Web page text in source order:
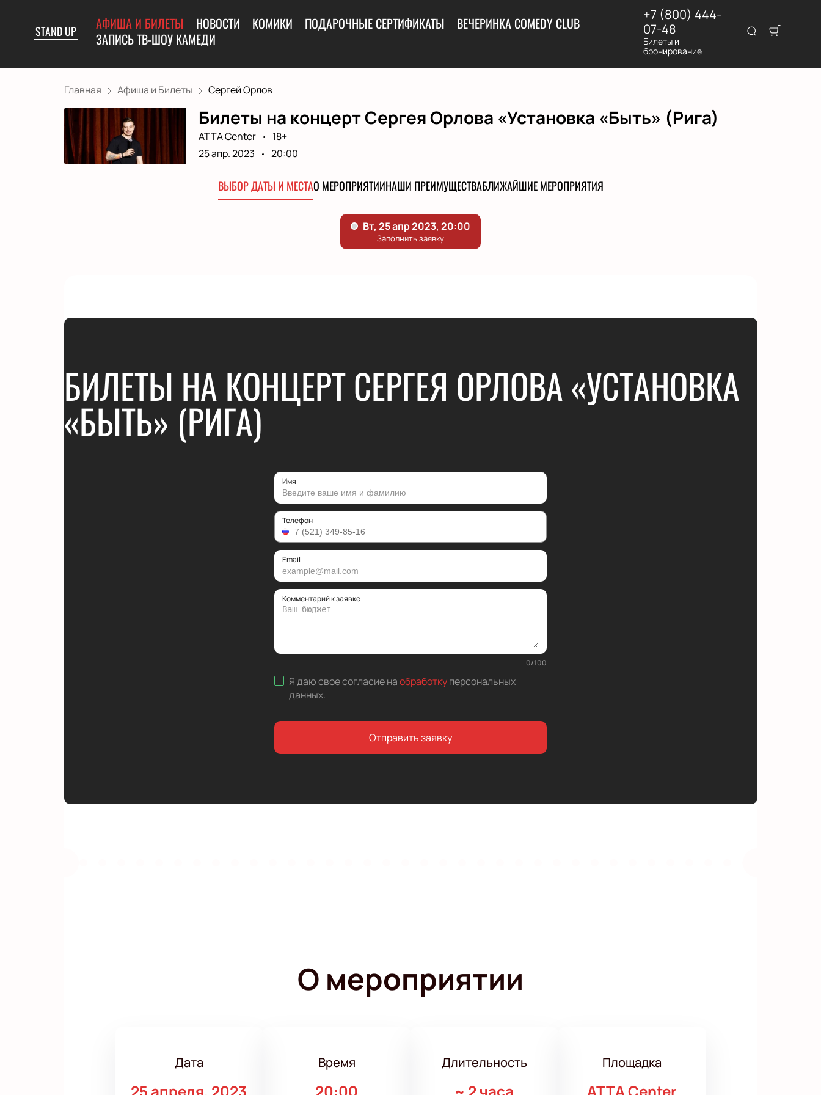
STAND UP АФИША И БИЛЕТЫ НОВОСТИ КОМИКИ ПОДАРОЧНЫЕ СЕРТИФИКАТЫ
ВЕЧЕРИНКА COMEDY CLUB
ЗАПИСЬ ТВ-ШОУ КАМЕДИ
+7 (800) 444-
07-48
Билеты и
бронирование
Главная Афиша и Билеты Сергей Орлов
Билеты на концерт Сергея Орлова «Установка «Быть» (Рига)
ATTA Center
18+
25 апр. 2023
20:00
ВЫБОР ДАТЫ И МЕСТАО МЕРОПРИЯТИИНАШИ ПРЕИМУЩЕСТВАБЛИЖАЙШИЕ МЕРОПРИЯТИЯ
БИЛЕТЫ НА КОНЦЕРТ СЕРГЕЯ ОРЛОВА «УСТАНОВКА
«БЫТЬ» (РИГА)
Имя
Телефон
Email
Комментарий к заявке
0/100
Я даю свое согласие наобработкуперсональных
данных.
Отправить заявку
О мероприятии
Дата
25 апреля, 2023
Время
20:00
Длительность
~ 2 часа
Площадка
ATTA Center